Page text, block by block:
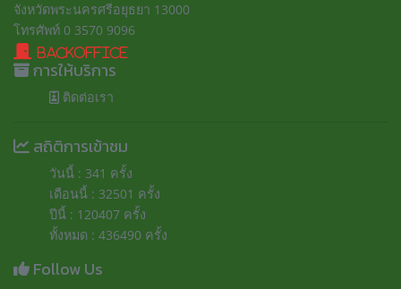
จังหวัดพระนครศรีอยุธยา 13000
โทรศัพท์ 0 3570 9096
BackOffice
การให้บริการ
ติดต่อเรา
สถิติการเข้าชม
วันนี้ : 341 ครั้ง
เดือนนี้ : 32501 ครั้ง
ปีนี้ : 120407 ครั้ง
ทั้งหมด : 436490 ครั้ง
Follow Us